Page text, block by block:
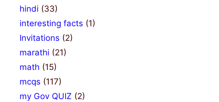
hindi (33)
interesting facts (1)
Invitations (2)
marathi (21)
math (15)
mcqs (117)
my Gov QUIZ (2)